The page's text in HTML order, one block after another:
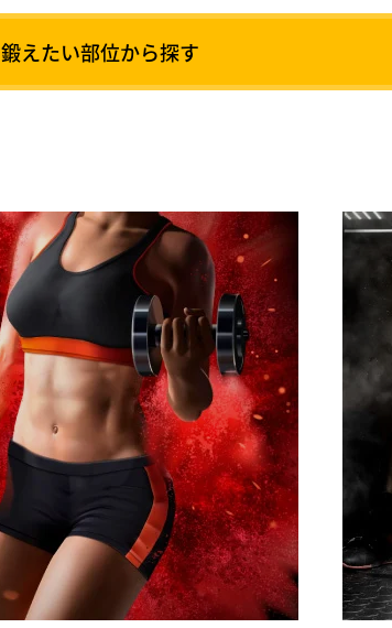
鍛えたい部位から探す